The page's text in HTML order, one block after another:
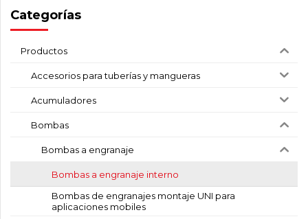
Categorías
Productos
Accesorios para tuberías y mangueras
Acumuladores
Bombas
Bombas a engranaje
Bombas a engranaje interno
Bombas de engranajes montaje UNI para
aplicaciones mobiles